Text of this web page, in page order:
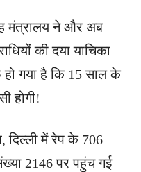
मंत्रालय ने और अब
की दया याचिका
गया है कि 15 साल के
होगी!
दिल्ली में रेप के 706
2146 पर पहुंच गई